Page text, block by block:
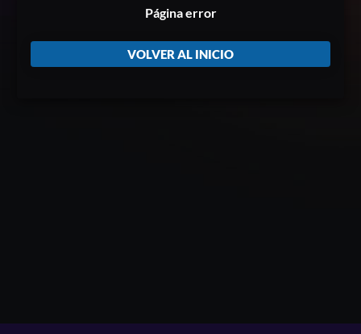
Página error
VOLVER AL INICIO